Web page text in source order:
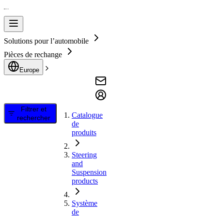
Solutions pour l’automobile
Pièces de rechange
Europe
Filtrer et
rechercher
Catalogue
de
produits
Steering
and
Suspension
products
Système
de